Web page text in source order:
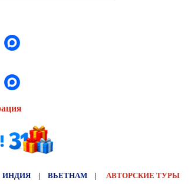
ИНДИЯ | ВЬЕТНАМ | АВТОРСКИЕ ТУРЫ